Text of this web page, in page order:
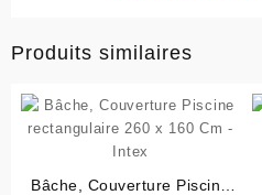
Produits similaires
Bâche, Couverture Piscine